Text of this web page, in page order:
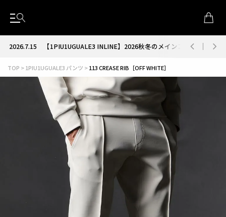
2026.7.15【1PIU1UGUALE3 INLINE】2026秋冬のメインコレクションが
TOP 1PIU1UGUALE3 パンツ 113 CREASE RIB［OFF WHITE］